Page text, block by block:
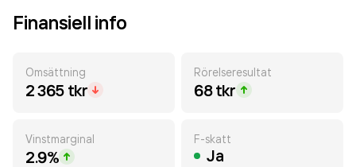
Finansiell info
Omsättning
2 365 tkr
Rörelseresultat
68 tkr
Vinstmarginal
2.9%
F-skatt
Ja